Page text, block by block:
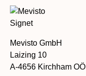
Mevisto GmbH
Laizing 10
A-4656 Kirchham OÖ